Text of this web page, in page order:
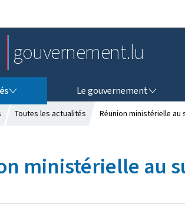
gouvernement.lu
Le gouvernement
Toutes les actualités Réunion ministérielle
ministérielle au